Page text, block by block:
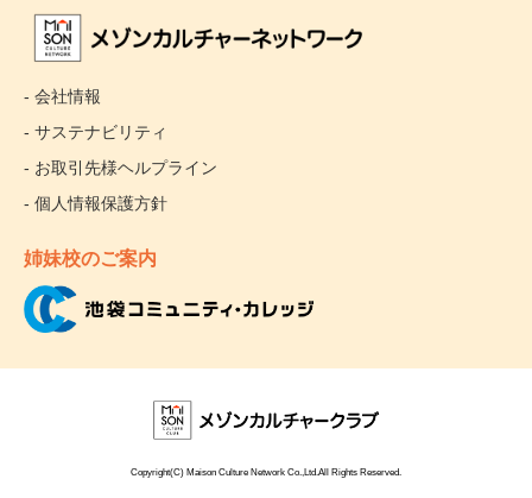
- 会社情報
- サステナビリティ
- お取引先様ヘルプライン
- 個人情報保護方針
姉妹校のご案内
Copyright(C) Maison Culture Network Co.,Ltd.All Rights Reserved.